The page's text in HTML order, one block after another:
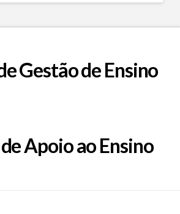
Gestão de Ensino
Apoio ao Ensino